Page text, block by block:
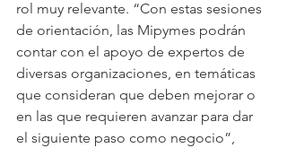
rol muy relevante. “Con estas sesiones
de orientación, las Mipymes podrán
contar con el apoyo de expertos de
diversas organizaciones, en temáticas
que consideran que deben mejorar o
en las que requieren avanzar para dar
el siguiente paso como negocio”,